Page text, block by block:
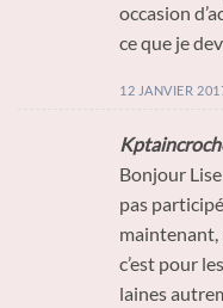
occasion
ce que je
12 JANVIER
Bonjour
pas
maintenant,
c’est pour
laines